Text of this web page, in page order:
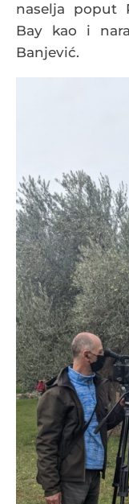
naselja poput
Bay kao i
Banjević.